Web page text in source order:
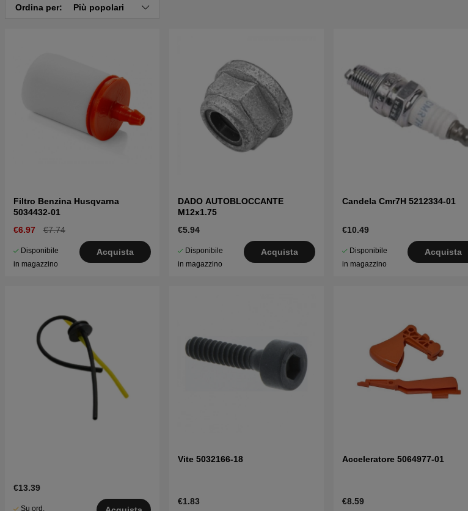
Ordina per: Più popolari
Filtro Benzina Husqvarna
5034432-01
€6.97
€7.74
Disponibile
in magazzino
Acquista
DADO AUTOBLOCCANTE
M12x1.75
€5.94
Disponibile
in magazzino
Acquista
Candela Cmr7H 5212334-01
€10.49
Disponibile
in magazzino
Acquista
€13.39
Su ord.
Vite 5032166-18
€1.83
Acceleratore 5064977-01
€8.59